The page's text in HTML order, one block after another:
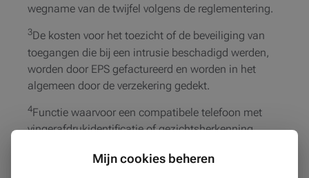
wegname van de twijfel volgens de reglementering.
3De kosten voor het toezicht of de beveiliging van
toegangen die bij een intrusie beschadigd werden,
worden door EPS gefactureerd en worden in het
algemeen door de verzekering gedekt.
4Functie waarvoor een compatibele telefoon met
vingerafdrukidentificatie of gezichtsherkenning
Mijn cookies beheren